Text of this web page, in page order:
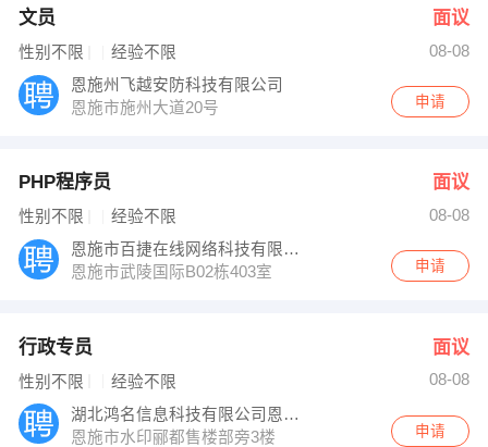
文员 面议
性别不限 经验不限
08-08
恩施州飞越安防科技有限公司
恩施市施州大道20号
申请
PHP程序员 面议
性别不限 经验不限
08-08
恩施市百捷在线网络科技有限公司
恩施市武陵国际B02栋403室
申请
行政专员 面议
性别不限 经验不限
08-08
湖北鸿名信息科技有限公司恩施分公司
恩施市水印郦都售楼部旁3楼
申请